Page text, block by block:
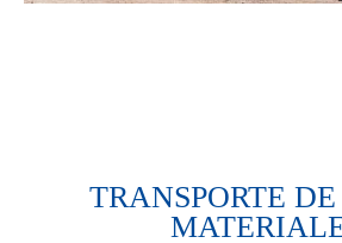
TRANSPORTE